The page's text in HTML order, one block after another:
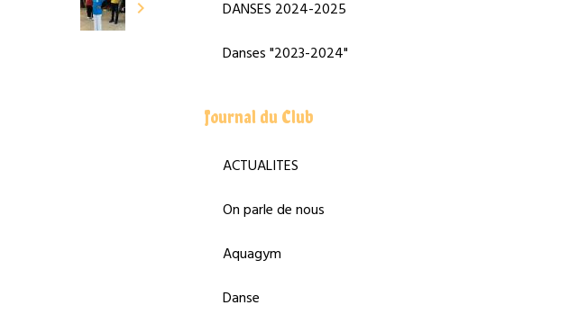
DANSES 2024-2025
Danses "2023-2024"
Journal du Club
ACTUALITES
On parle de nous
Aquagym
Danse